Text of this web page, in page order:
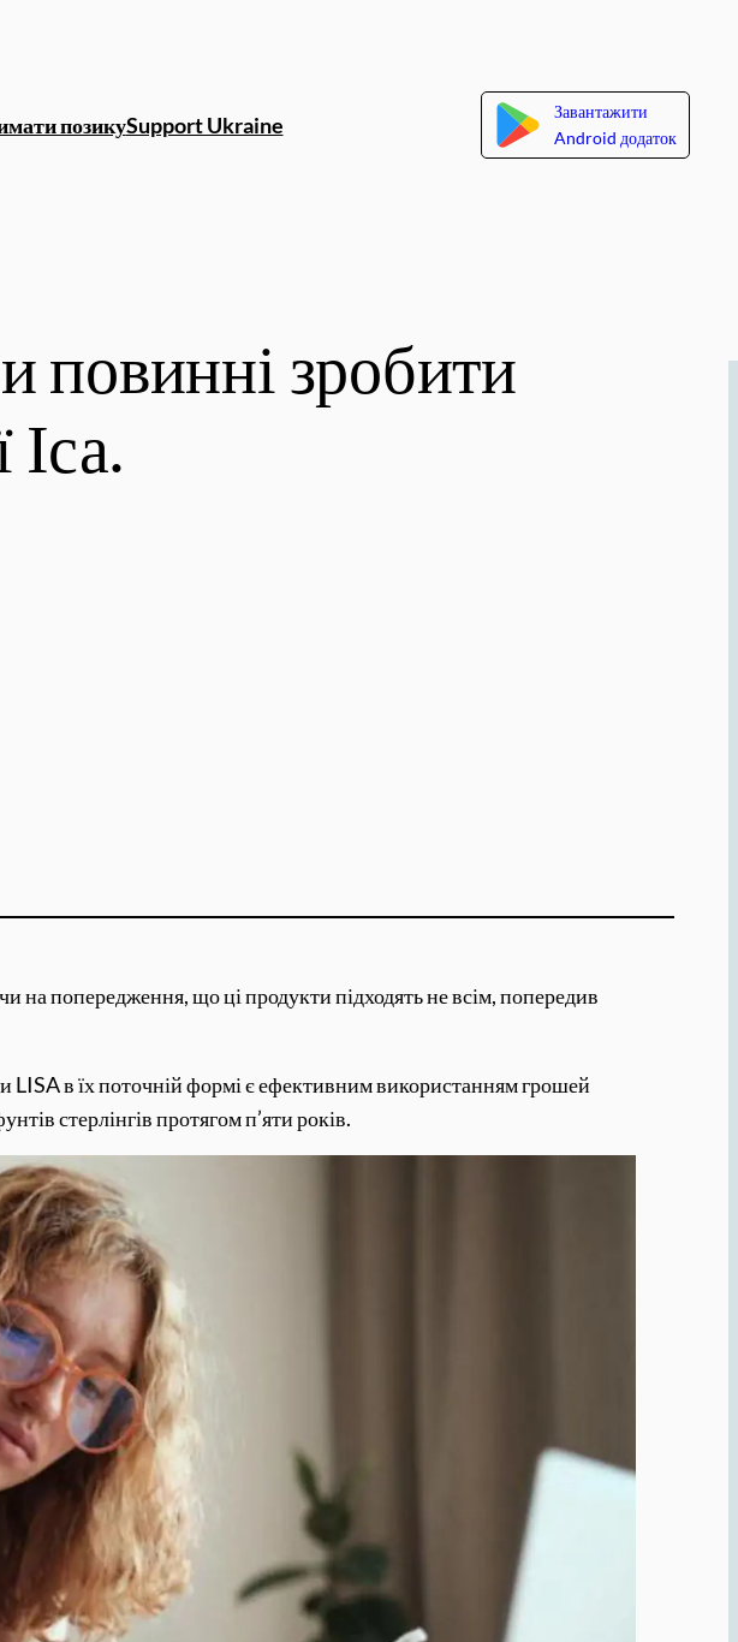
позикуSupport Ukraine
Завантажити
Android додаток
повинні зробити
попередження, що ці продукти підходять не всім, попередив
LISA в їх поточній формі є ефективним використанням грошей
стерлінгів протягом п’яти років.